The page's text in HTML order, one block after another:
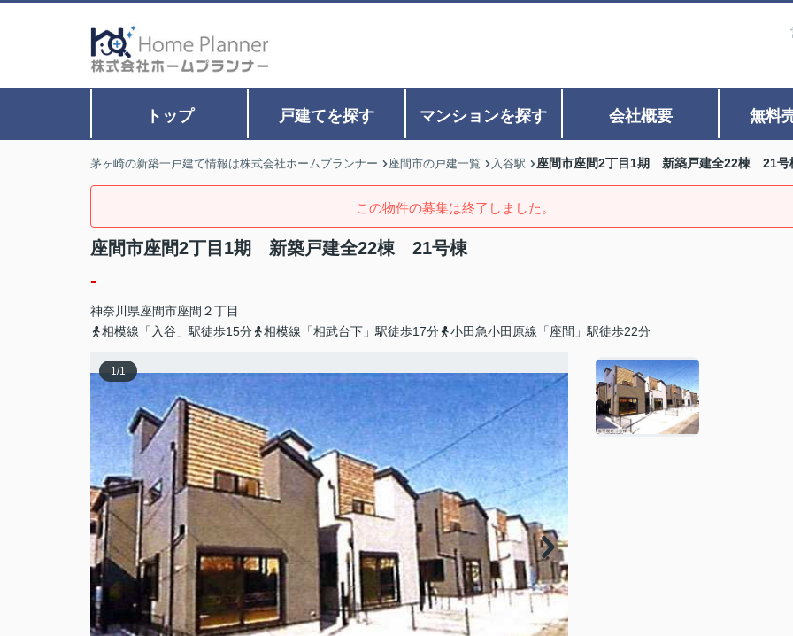
トップ 戸建てを探す マンションを探す 会社概要 無料
茅ヶ崎の新築一戸建て情報は株式会社ホームプランナー 座間市の戸建一覧 入谷駅 座間市座間2丁目1期 新築戸建全22棟 21号
この物件の募集は終了しました。
座間市座間2丁目1期 新築戸建全22棟 21号棟
-
神奈川県座間市座間 ２丁目
相模線「入谷」駅徒歩15分
相模線「相武台下」駅徒歩17分 小田急小田原線「座間」駅徒歩22分
1/1